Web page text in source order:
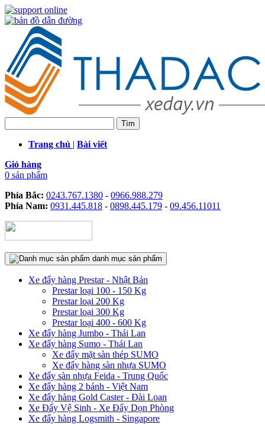
Trang chủ | Bài viết
Giỏ hàng
0 sản phẩm
Phía Bắc: 0243.767.1380 - 0966.988.279
Phía Nam: 0931.445.818 - 0898.445.179 - 09.456.11011
danh mục sản phẩm
Xe đẩy hàng Prestar - Nhật Bản
Prestar loại 100 - 150 Kg
Prestar loại 200 Kg
Prestar loại 300 Kg
Prestar loại 400 - 600 Kg
Xe đẩy hàng Jumbo - Thái Lan
Xe đẩy hàng Sumo - Thái Lan
Xe đẩy mặt sàn thép SUMO
Xe đẩy hàng sàn nhựa SUMO
Xe đẩy sàn nhựa Feida - Trung Quốc
Xe đẩy hàng 2 bánh - Việt Nam
Xe đẩy hàng Gold Caster - Đài Loan
Xe Đẩy Vệ Sinh - Xe Đẩy Dọn Phòng
Xe đẩy hàng Logsmith - Singapore